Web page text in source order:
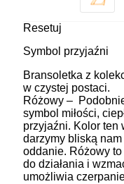
Resetuj
Symbol przyjaźni
Bransoletka z
w czystej postaci.
Różowy –
symbol miłości,
przyjaźni. Kolor ten
darzymy bliską
oddanie. Różowy
do działania i
umożliwia